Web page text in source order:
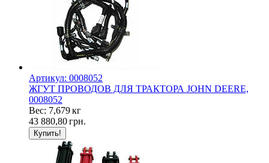
Артикул: 0008052
ЖГУТ ПРОВОДОВ ДЛЯ ТРАКТОРА JOHN DEERE,
0008052
Вес: 7,679 кг
43 880,80грн.